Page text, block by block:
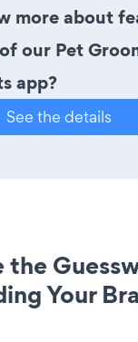
more about
our Pet
app?
See the details
the
Your